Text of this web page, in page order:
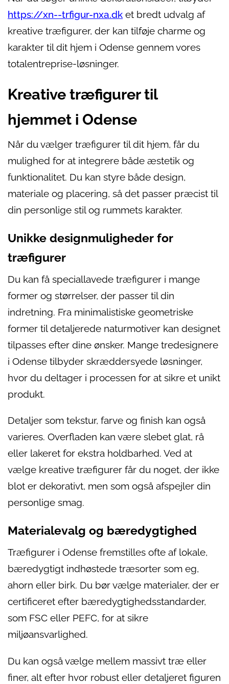
https://xn--trfigur-nxa.dk et bredt udvalg af
kreative træfigurer, der kan tilføje charme og
karakter til dit hjem i Odense gennem vores
totalentreprise-løsninger.
Kreative træfigurer til
hjemmet i Odense
Når du vælger træfigurer til dit hjem, får du
mulighed for at integrere både æstetik og
funktionalitet. Du kan styre både design,
materiale og placering, så det passer præcist til
din personlige stil og rummets karakter.
Unikke designmuligheder for
træfigurer
Du kan få speciallavede træfigurer i mange
former og størrelser, der passer til din
indretning. Fra minimalistiske geometriske
former til detaljerede naturmotiver kan designet
tilpasses efter dine ønsker. Mange tredesignere
i Odense tilbyder skræddersyede løsninger,
hvor du deltager i processen for at sikre et unikt
produkt.
Detaljer som tekstur, farve og finish kan også
varieres. Overfladen kan være slebet glat, rå
eller lakeret for ekstra holdbarhed. Ved at
vælge kreative træfigurer får du noget, der ikke
blot er dekorativt, men som også afspejler din
personlige smag.
Materialevalg og bæredygtighed
Træfigurer i Odense fremstilles ofte af lokale,
bæredygtigt indhøstede træsorter som eg,
ahorn eller birk. Du bør vælge materialer, der er
certificeret efter bæredygtighedsstandarder,
som FSC eller PEFC, for at sikre
miljøansvarlighed.
Du kan også vælge mellem massivt træ eller
finer, alt efter hvor robust eller detaljeret figuren